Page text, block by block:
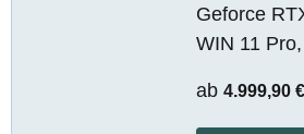
Geforce
WIN 11
ab 4.999,90 €